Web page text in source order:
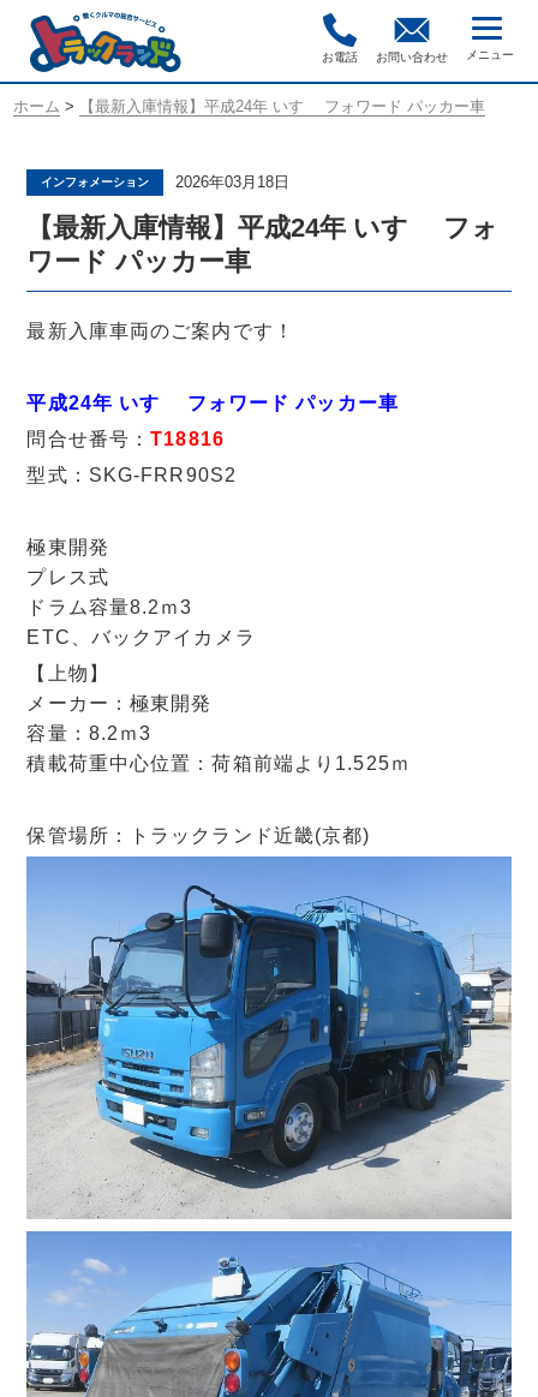
お電話 お問い合わせ
ホーム > 【最新入庫情報】平成24年 いすゞ フォワード パッカー車
インフォメーション 2026年03月18日
【最新入庫情報】平成24年 いすゞ フォ
ワード パッカー車
最新入庫車両のご案内です！
平成24年 いすゞ フォワード パッカー車
問合せ番号：T18816
型式：SKG-FRR90S2
極東開発
プレス式
ドラム容量8.2ｍ3
ETC、バックアイカメラ
【上物】
メーカー：極東開発
容量：8.2ｍ3
積載荷重中心位置：荷箱前端より1.525ｍ
保管場所：トラックランド近畿(京都)